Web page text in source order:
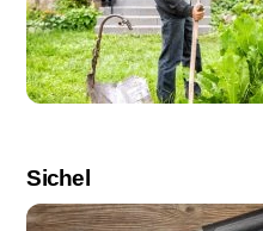
Sichel